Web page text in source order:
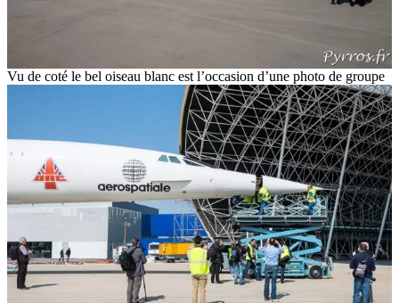
Vu de coté le bel oiseau blanc est l’occasion d’une photo de groupe